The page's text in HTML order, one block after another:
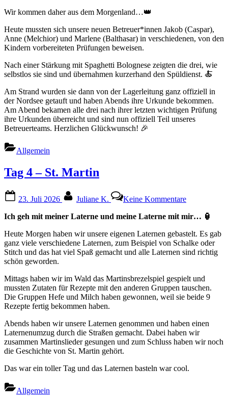
5
Heilige
drei
Könige
Wir kommen daher aus dem Morgenland…👑
Heute mussten sich unsere neuen Betreuer*innen Jakob (Caspar),
Anne (Melchior) und Marlene (Balthasar) in verschiedenen, von den
Kindern vorbereiteten Prüfungen beweisen.
Nach einer Stärkung mit Spaghetti Bolognese zeigten die drei, wie
selbstlos sie sind und übernahmen kurzerhand den Spüldienst. 🍝
Am Strand wurden sie dann von der Lagerleitung ganz offiziell in
der Nordsee getauft und haben Abends ihre Urkunde bekommen.
Am Abend bekamen alle drei nach ihrer letzten wichtigen Prüfung
ihre Urkunden überreicht und sind nun offiziell Teil unseres
Betreuerteams. Herzlichen Glückwunsch! 🎉
Allgemein
Tag 4 – St. Martin
on
23. Juli 2026 Juliane K. Keine KommentareTag
4
–
St.
Martin
Ich geh mit meiner Laterne und meine Laterne mit mir… 🏮
Heute Morgen haben wir unsere eigenen Laternen gebastelt. Es gab
ganz viele verschiedene Laternen, zum Beispiel von Schalke oder
Stitch und das hat viel Spaß gemacht und alle Laternen sind richtig
schön geworden.
Mittags haben wir im Wald das Martinsbrezelspiel gespielt und
mussten Zutaten für Rezepte mit den anderen Gruppen tauschen.
Die Gruppen Hefe und Milch haben gewonnen, weil sie beide 9
Rezepte fertig bekommen haben.
Abends haben wir unsere Laternen genommen und haben einen
Laternenumzug durch die Straßen gemacht. Dabei haben wir
zusammen Martinslieder gesungen und zum Schluss haben wir noch
die Geschichte von St. Martin gehört.
Das war ein toller Tag und das Laternen basteln war cool.
Allgemein